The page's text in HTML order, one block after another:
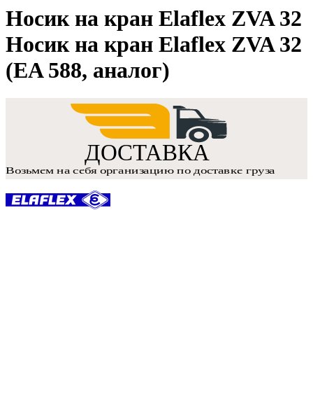
Носик на кран Elaflex ZVA 32
Носик на кран Elaflex ZVA 32
(EA 588, аналог)